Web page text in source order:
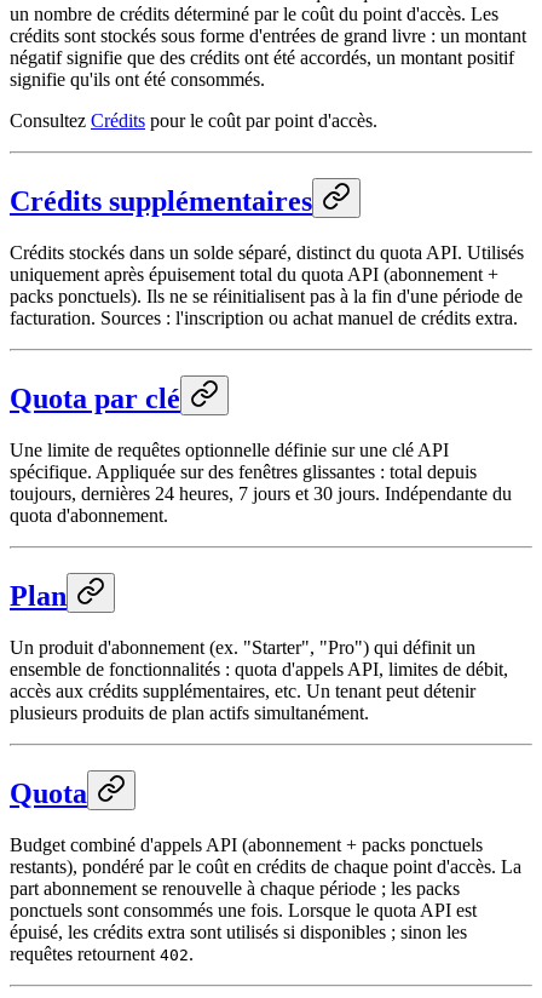
un nombre de crédits déterminé par le coût du point d'accès. Les
crédits sont stockés sous forme d'entrées de grand livre : un montant
négatif signifie que des crédits ont été accordés, un montant positif
signifie qu'ils ont été consommés.
Consultez Crédits pour le coût par point d'accès.
Crédits supplémentaires
Crédits stockés dans un solde séparé, distinct du quota API. Utilisés
uniquement après épuisement total du quota API (abonnement +
packs ponctuels). Ils ne se réinitialisent pas à la fin d'une période de
facturation. Sources : l'inscription ou achat manuel de crédits extra.
Quota par clé
Une limite de requêtes optionnelle définie sur une clé API
spécifique. Appliquée sur des fenêtres glissantes : total depuis
toujours, dernières 24 heures, 7 jours et 30 jours. Indépendante du
quota d'abonnement.
Plan
Un produit d'abonnement (ex. "Starter", "Pro") qui définit un
ensemble de fonctionnalités : quota d'appels API, limites de débit,
accès aux crédits supplémentaires, etc. Un tenant peut détenir
plusieurs produits de plan actifs simultanément.
Quota
Budget combiné d'appels API (abonnement + packs ponctuels
restants), pondéré par le coût en crédits de chaque point d'accès. La
part abonnement se renouvelle à chaque période ; les packs
ponctuels sont consommés une fois. Lorsque le quota API est
épuisé, les crédits extra sont utilisés si disponibles ; sinon les
requêtes retournent 402.